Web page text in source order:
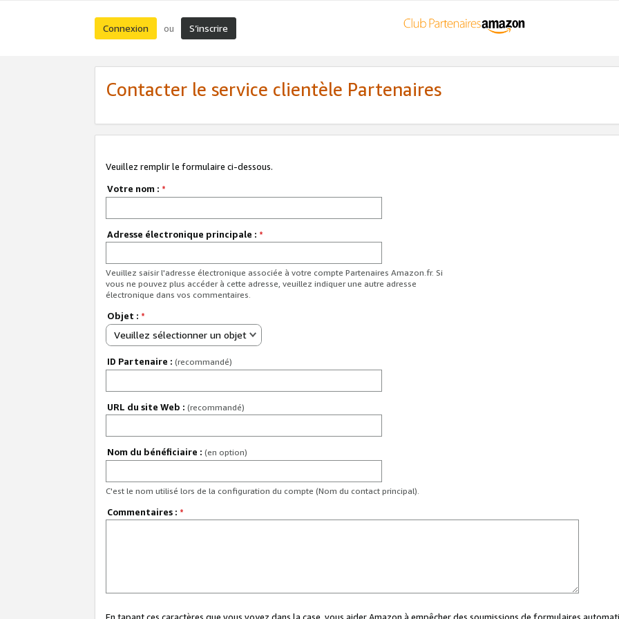
Connexion ou S’inscrire
Contacter le service clientèle Partenaires
Veuillez remplir le formulaire ci-dessous.
Votre nom : *
Adresse électronique principale : *
Veuillez saisir l'adresse électronique associée à votre compte Partenaires Amazon.fr. Si
vous ne pouvez plus accéder à cette adresse, veuillez indiquer une autre adresse
électronique dans vos commentaires.
Objet : *
Veuillez sélectionner un objet
ID Partenaire : (recommandé)
URL du site Web : (recommandé)
Nom du bénéficiaire : (en option)
C'est le nom utilisé lors de la configuration du compte (Nom du contact principal).
Commentaires : *